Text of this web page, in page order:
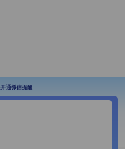
开通微信提醒